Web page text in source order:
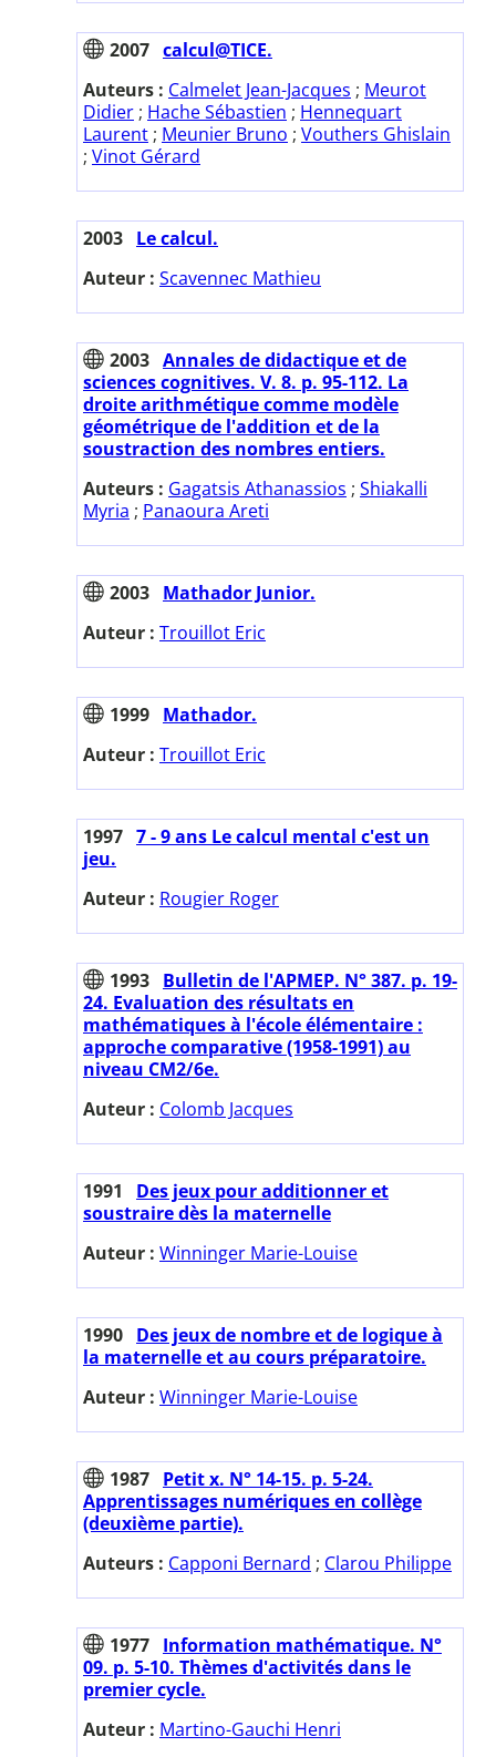
2007 calcul@TICE.
Auteurs : Calmelet Jean-Jacques ; Meurot
Didier ; Hache Sébastien ; Hennequart
Laurent ; Meunier Bruno ; Vouthers Ghislain
; Vinot Gérard
2003 Le calcul.
Auteur : Scavennec Mathieu
2003 Annales de didactique et de
sciences cognitives. V. 8. p. 95-112. La
droite arithmétique comme modèle
géométrique de l'addition et de la
soustraction des nombres entiers.
Auteurs : Gagatsis Athanassios ; Shiakalli
Myria ; Panaoura Areti
2003 Mathador Junior.
Auteur : Trouillot Eric
1999 Mathador.
Auteur : Trouillot Eric
1997 7 - 9 ans Le calcul mental c'est un
jeu.
Auteur : Rougier Roger
1993 Bulletin de l'APMEP. N° 387. p. 19-
24. Evaluation des résultats en
mathématiques à l'école élémentaire :
approche comparative (1958-1991) au
niveau CM2/6e.
Auteur : Colomb Jacques
1991
Des jeux pour additionner et
soustraire dès la maternelle
Auteur : Winninger Marie-Louise
1990 Des jeux de nombre et de logique à
la maternelle et au cours préparatoire.
Auteur : Winninger Marie-Louise
1987 Petit x. N° 14-15. p. 5-24.
Apprentissages numériques en collège
(deuxième partie).
Auteurs : Capponi Bernard ; Clarou Philippe
1977 Information mathématique. N°
09. p. 5-10. Thèmes d'activités dans le
premier cycle.
Auteur : Martino-Gauchi Henri